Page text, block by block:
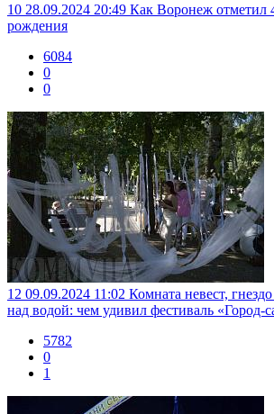
10 28.09.2024 20:49 Как Воронеж отметил
рождения
6084
0
0
12 09.09.2024 11:02 Комната невест,
над водой: чем удивил фестиваль «Город-
5782
0
1